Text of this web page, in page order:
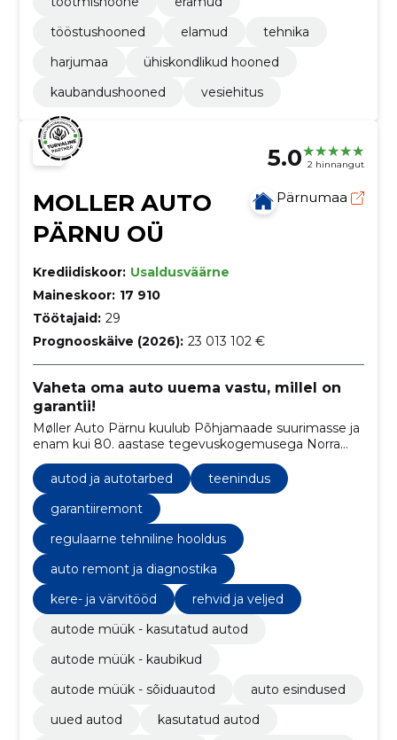
tööstushooned
elamud
tehnika
harjumaa
ühiskondlikud hooned
kaubandushooned
vesiehitus
5.0 2 hinnangut
MOLLER AUTO
PÄRNU OÜ
Pärnumaa
Krediidiskoor: Usaldusväärne
Maineskoor: 17 910
Töötajaid: 29
Prognooskäive (2026): 23 013 102 €
Vaheta oma auto uuema vastu, millel on
garantii!
Møller Auto Pärnu kuulub Põhjamaade suurimasse ja
enam kui 80. aastase tegevuskogemusega Norra
autod ja autotarbed
teenindus
garantiiremont
regulaarne tehniline hooldus
auto remont ja diagnostika
kere- ja värvitööd
rehvid ja veljed
autode müük - kasutatud autod
autode müük - kaubikud
autode müük - sõiduautod
auto esindused
uued autod
kasutatud autod